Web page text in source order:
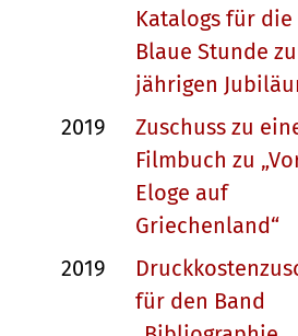
Katalogs für die
Blaue Stunde
jährigen
2019
Zuschuss zu
Filmbuch zu
Eloge auf
Griechenland“
2019
für den Band